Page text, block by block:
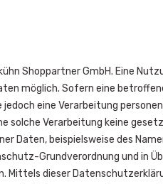
Shoppartner GmbH. Eine
möglich. Sofern eine
eine Verarbeitung
Verarbeitung keine
Daten, beispielsweise des
Grundverordnung und in
Mittels dieser